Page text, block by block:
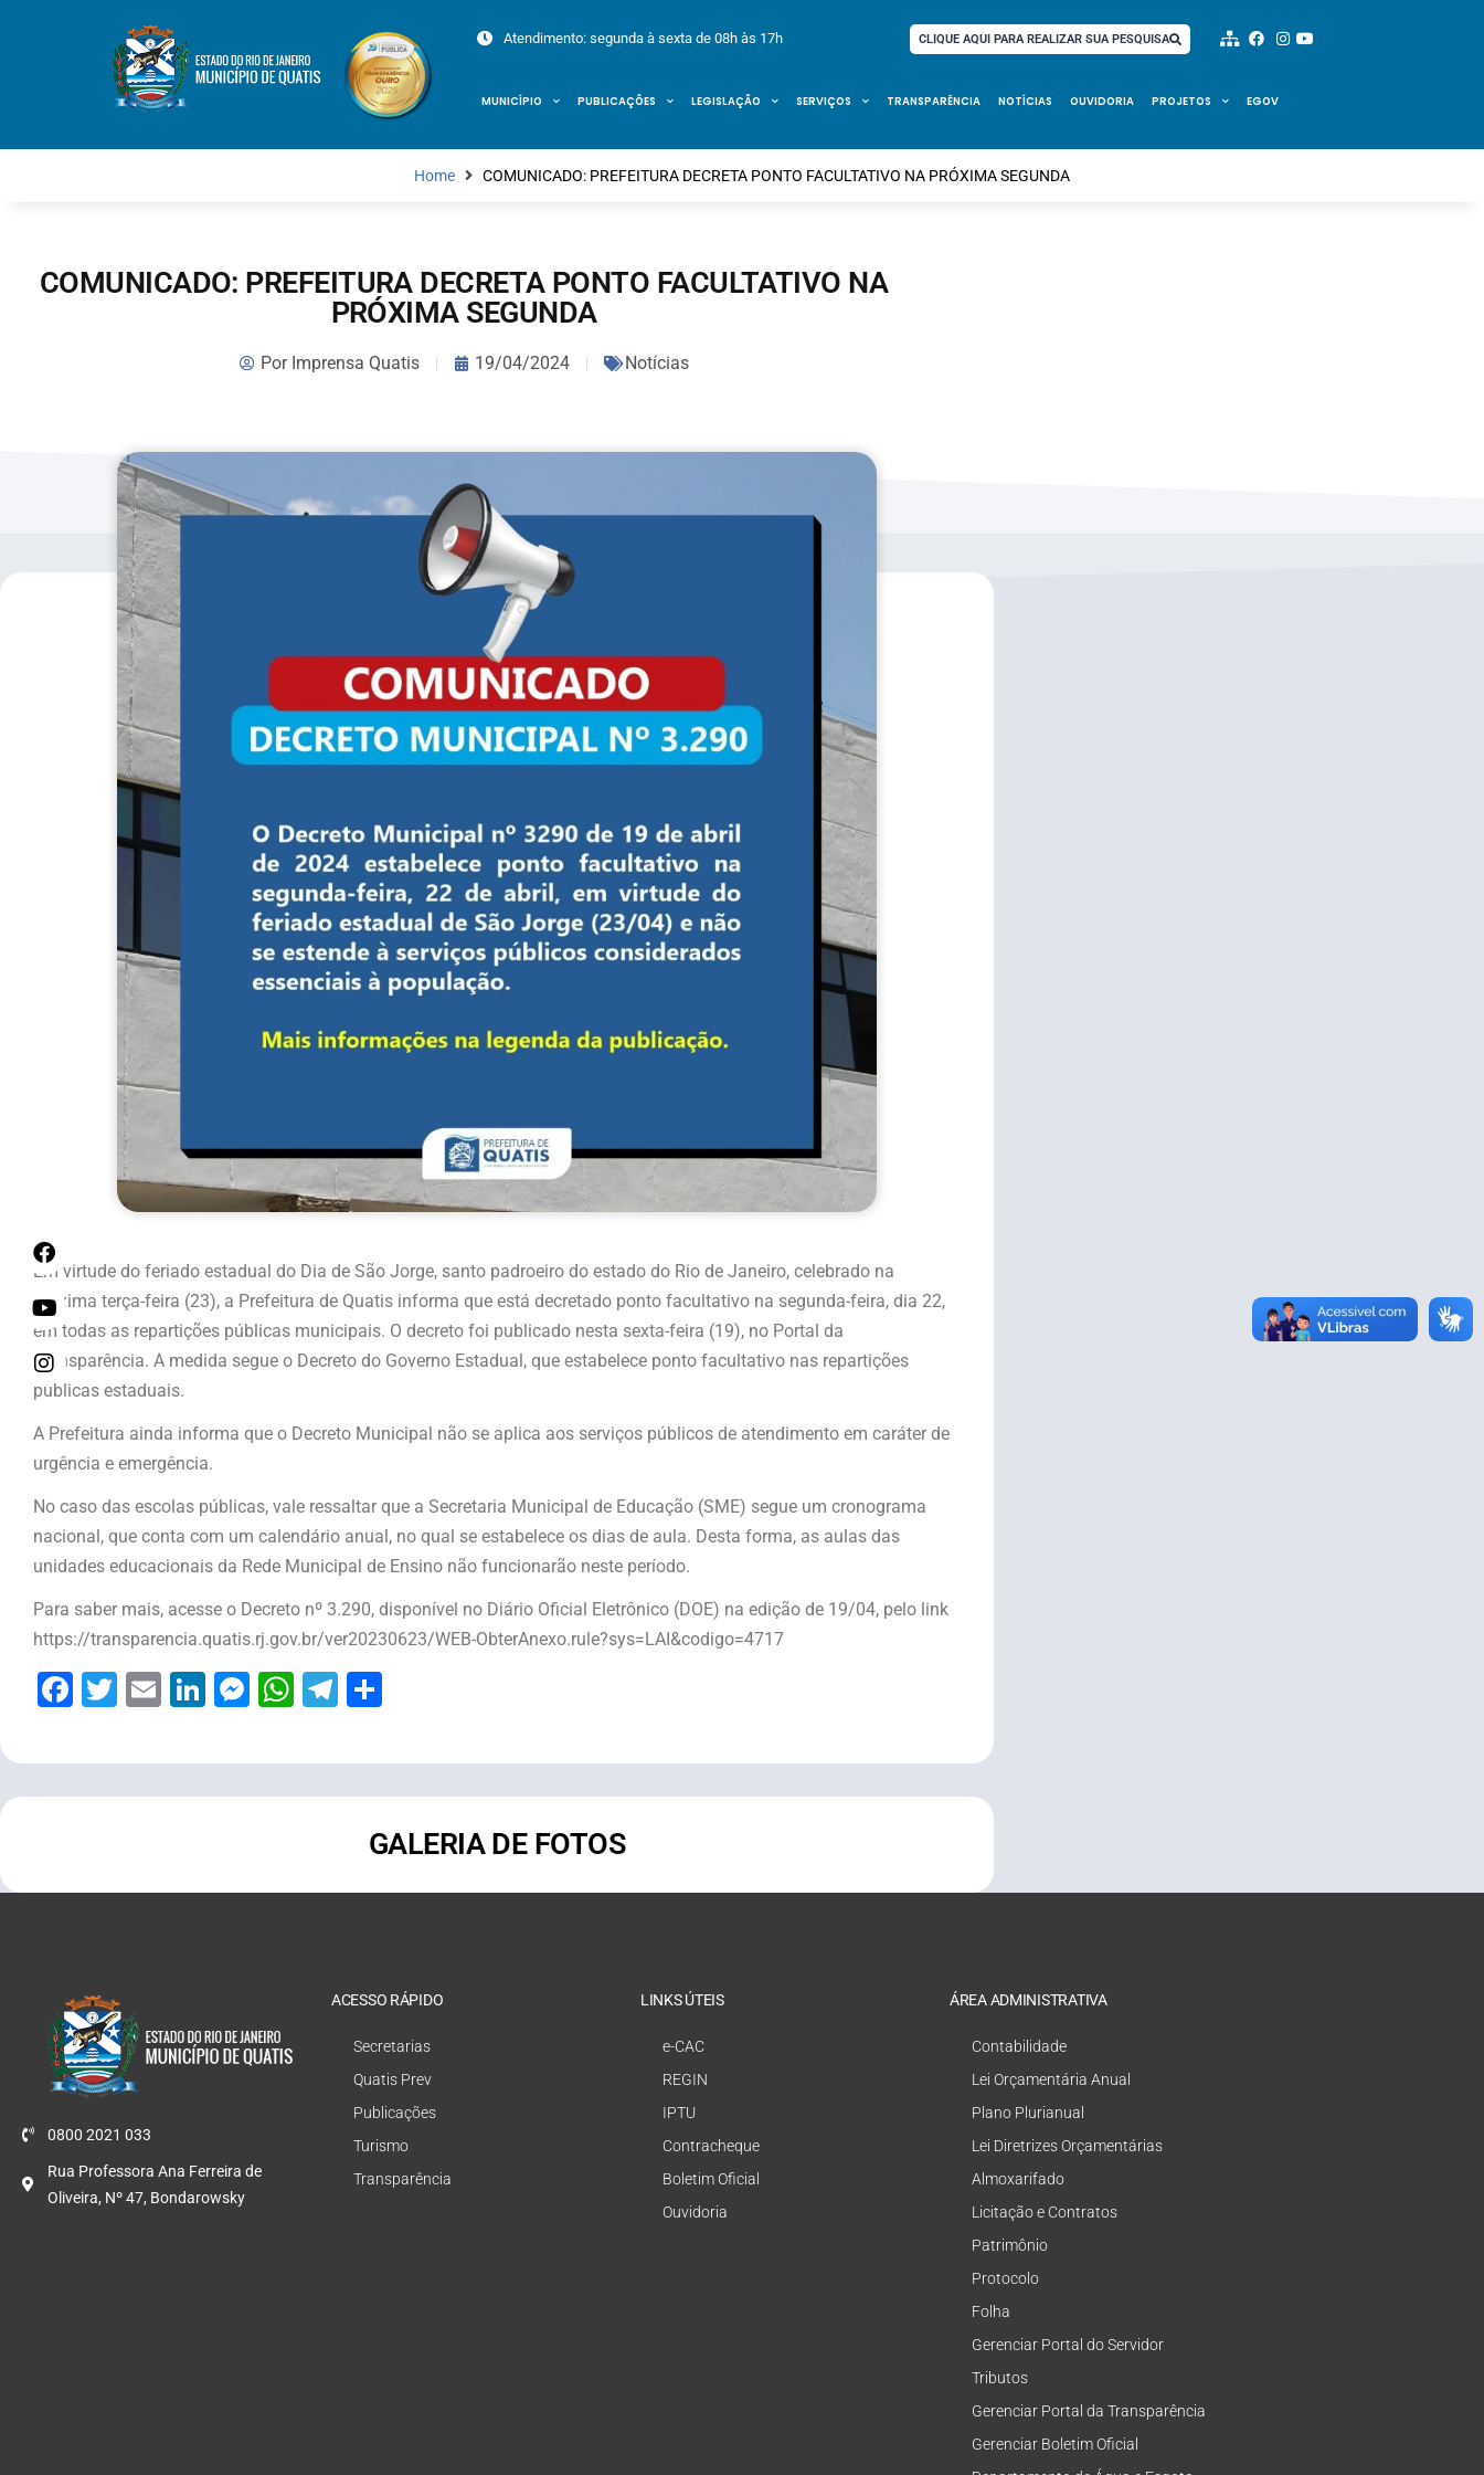
Atendimento: segunda à sexta de 08h às 17h CLIQUE AQUI PARA REALIZAR SUA PESQUISA
MUNICÍPIO PUBLICAÇÕES LEGISLAÇÃO SERVIÇOS TRANSPARÊNCIA NOTÍCIAS OUVIDORIA PROJETOS EGOV
Home COMUNICADO: PREFEITURA DECRETA PONTO FACULTATIVO NA PRÓXIMA SEGUNDA
COMUNICADO: PREFEITURA DECRETA PONTO FACULTATIVO NA
PRÓXIMA SEGUNDA
PorImprensa Quatis 19/04/2024 Notícias
Em virtude do feriado estadual do Dia de São Jorge, santo padroeiro do estado do Rio de Janeiro, celebrado na
próxima terça-feira (23), a Prefeitura de Quatis informa que está decretado ponto facultativo na segunda-feira, dia 22,
em todas as repartições públicas municipais. O decreto foi publicado nesta sexta-feira (19), no Portal da
Transparência. A medida segue o Decreto do Governo Estadual, que estabelece ponto facultativo nas repartições
públicas estaduais.
A Prefeitura ainda informa que o Decreto Municipal não se aplica aos serviços públicos de atendimento em caráter de
urgência e emergência.
No caso das escolas públicas, vale ressaltar que a Secretaria Municipal de Educação (SME) segue um cronograma
nacional, que conta com um calendário anual, no qual se estabelece os dias de aula. Desta forma, as aulas das
unidades educacionais da Rede Municipal de Ensino não funcionarão neste período.
Para saber mais, acesse o Decreto nº 3.290, disponível no Diário Oficial Eletrônico (DOE) na edição de 19/04, pelo link
https://transparencia.quatis.rj.gov.br/ver20230623/WEB-ObterAnexo.rule?sys=LAI&codigo=4717
Facebook
Twitter
EmailLinkedIn
Messenger
WhatsApp
Telegram
GALERIA DE FOTOS
0800 2021 033
Rua Professora Ana Ferreira de
Oliveira, Nº 47, Bondarowsky
ACESSO RÁPIDO
Secretarias
Quatis Prev
Publicações
Turismo
Transparência
LINKS ÚTEIS
e-CAC
REGIN
IPTU
Contracheque
Boletim Oficial
Ouvidoria
ÁREA ADMINISTRATIVA
Contabilidade
Lei Orçamentária Anual
Plano Plurianual
Lei Diretrizes Orçamentárias
Almoxarifado
Licitação e Contratos
Patrimônio
Protocolo
Folha
Gerenciar Portal do Servidor
Tributos
Gerenciar Portal da Transparência
Gerenciar Boletim Oficial